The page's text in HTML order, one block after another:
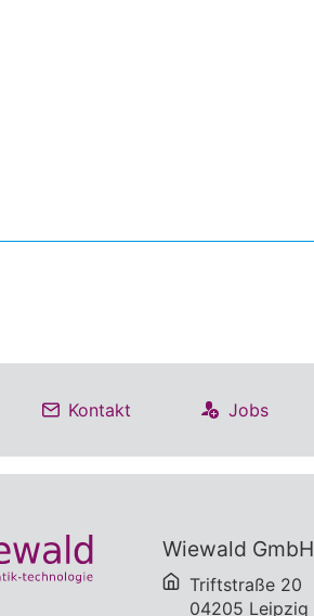
Kontakt Jobs
Wiewald GmbH
Triftstraße 20
04205 Leipzig